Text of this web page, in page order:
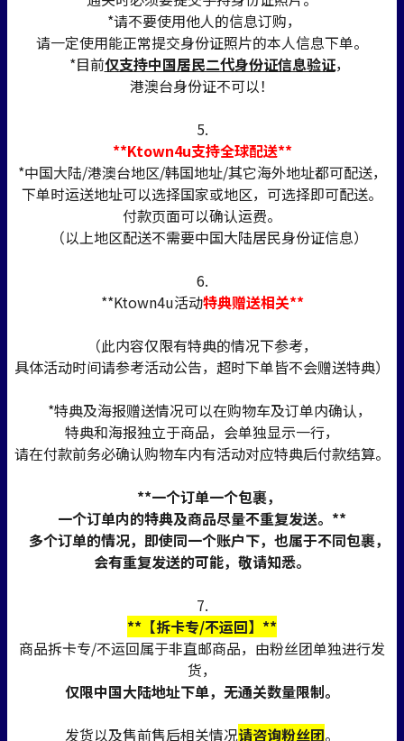
*请不要使用他人的信息订购，
请一定使用能正常提交身份证照片的本人信息下单。
*目前仅支持中国居民二代身份证信息验证，
港澳台身份证不可以！
5.
**Ktown4u支持全球配送**
*中国大陆/港澳台地区/韩国地址/其它海外地址都可配送，
下单时运送地址可以选择国家或地区，可选择即可配送。
付款页面可以确认运费。
（以上地区配送不需要中国大陆居民身份证信息）
6.
**Ktown4u活动特典赠送相关**
（此内容仅限有特典的情况下参考，
具体活动时间请参考活动公告，超时下单皆不会赠送特典）
*特典及海报赠送情况可以在购物车及订单内确认，
特典和海报独立于商品，会单独显示一行，
请在付款前务必确认购物车内有活动对应特典后付款结算。
**一个订单一个包裹，
一个订单内的特典及商品尽量不重复发送。**
多个订单的情况，即使同一个账户下，也属于不同包裹，
会有重复发送的可能，敬请知悉。
7.
**【拆卡专/不运回】**
商品拆卡专/不运回属于非直邮商品，由粉丝团单独进行发
货，
仅限中国大陆地址下单，无通关数量限制。
发货以及售前售后相关情况请咨询粉丝团。